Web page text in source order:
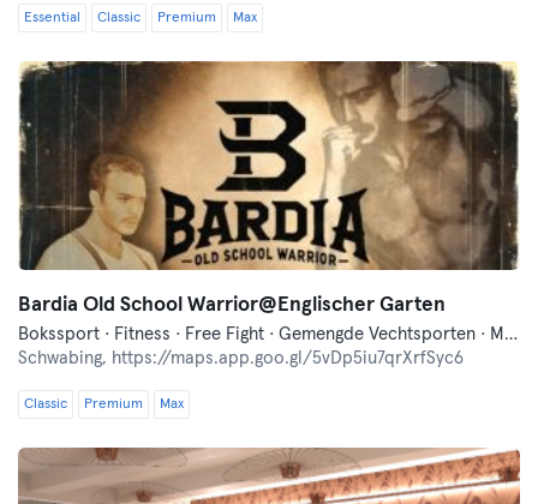
Essential Classic Premium Max
Bardia Old School Warrior@Englischer Garten
Bokssport · Fitness · Free Fight · Gemengde Vechtsporten · Moderne Zelfverdediging · Traditionele Aziatische Vechtsporten
Schwabing, https://maps.app.goo.gl/5vDp5iu7qrXrfSyc6
Classic Premium Max